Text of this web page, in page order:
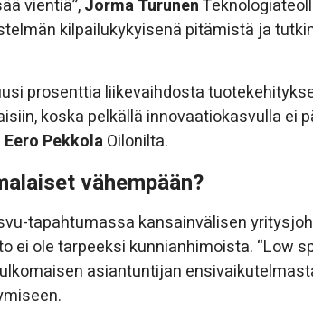
vientiä”,Jorma Turunen
kilpailukykyisenä pitämistä ja
prosenttia liikevaihdosta
koska pelkällä innovaatiokasvulla ei
Eero PekkolaOilonilta.
vähempään?
tapahtumassa kansainvälisen
ei ole tarpeeksi kunnianhimoista. “Low
asiantuntijan